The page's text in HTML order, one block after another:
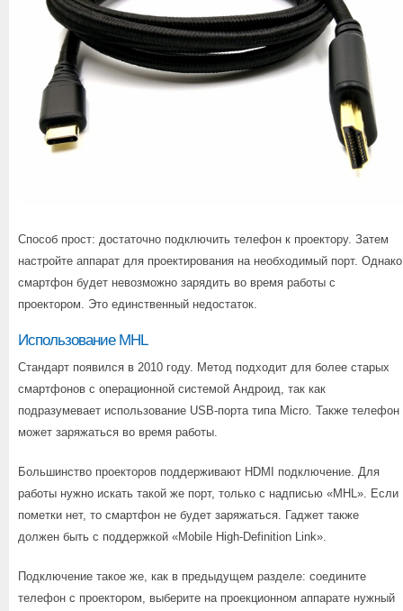
Способ прост: достаточно подключить телефон к проектору. Затем
настройте аппарат для проектирования на необходимый порт. Однако
смартфон будет невозможно зарядить во время работы с
проектором. Это единственный недостаток.
Использование MHL
Стандарт появился в 2010 году. Метод подходит для более старых
смартфонов с операционной системой Андроид, так как
подразумевает использование USB-порта типа Micro. Также телефон
может заряжаться во время работы.
Большинство проекторов поддерживают HDMI подключение. Для
работы нужно искать такой же порт, только с надписью «MHL». Если
пометки нет, то смартфон не будет заряжаться. Гаджет также
должен быть с поддержкой «Mobile High-Definition Link».
Подключение такое же, как в предыдущем разделе: соедините
телефон с проектором, выберите на проекционном аппарате нужный